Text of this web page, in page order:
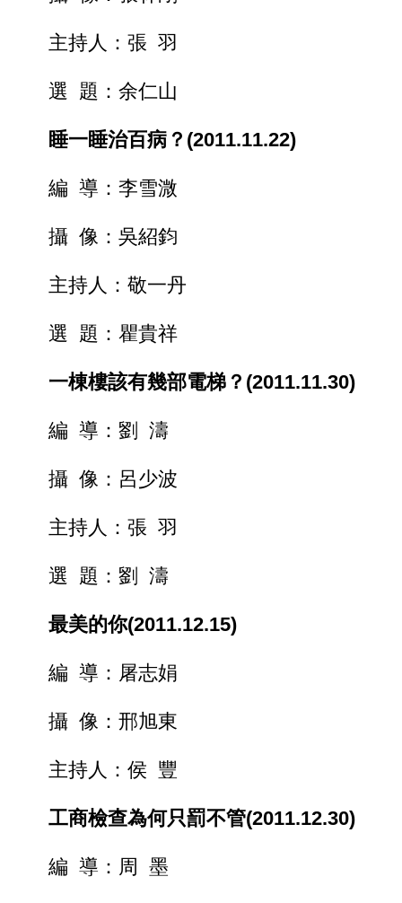
主持人：張 羽
選 題：余仁山
睡一睡治百病？(2011.11.22)
編 導：李雪溦
攝 像：吳紹鈞
主持人：敬一丹
選 題：瞿貴祥
一棟樓該有幾部電梯？(2011.11.30)
編 導：劉 濤
攝 像：呂少波
主持人：張 羽
選 題：劉 濤
最美的你(2011.12.15)
編 導：屠志娟
攝 像：邢旭東
主持人：侯 豐
工商檢查為何只罰不管(2011.12.30)
編 導：周 墨